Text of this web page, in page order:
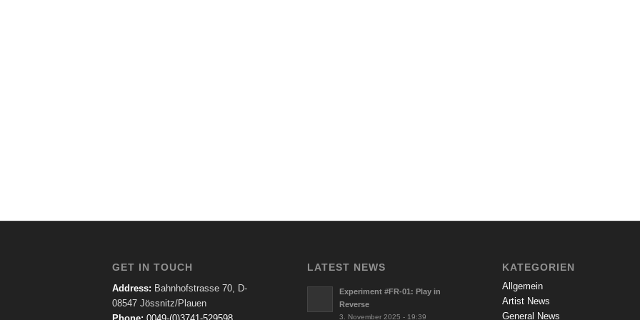
GET IN TOUCH
Address: Bahnhofstrasse 70, D-
08547 Jössnitz/Plauen
LATEST NEWS
Experiment #FR-01: Play in
Reverse
3. November 2025 - 19:39
KATEGORIEN
Allgemein
Artist News
General News